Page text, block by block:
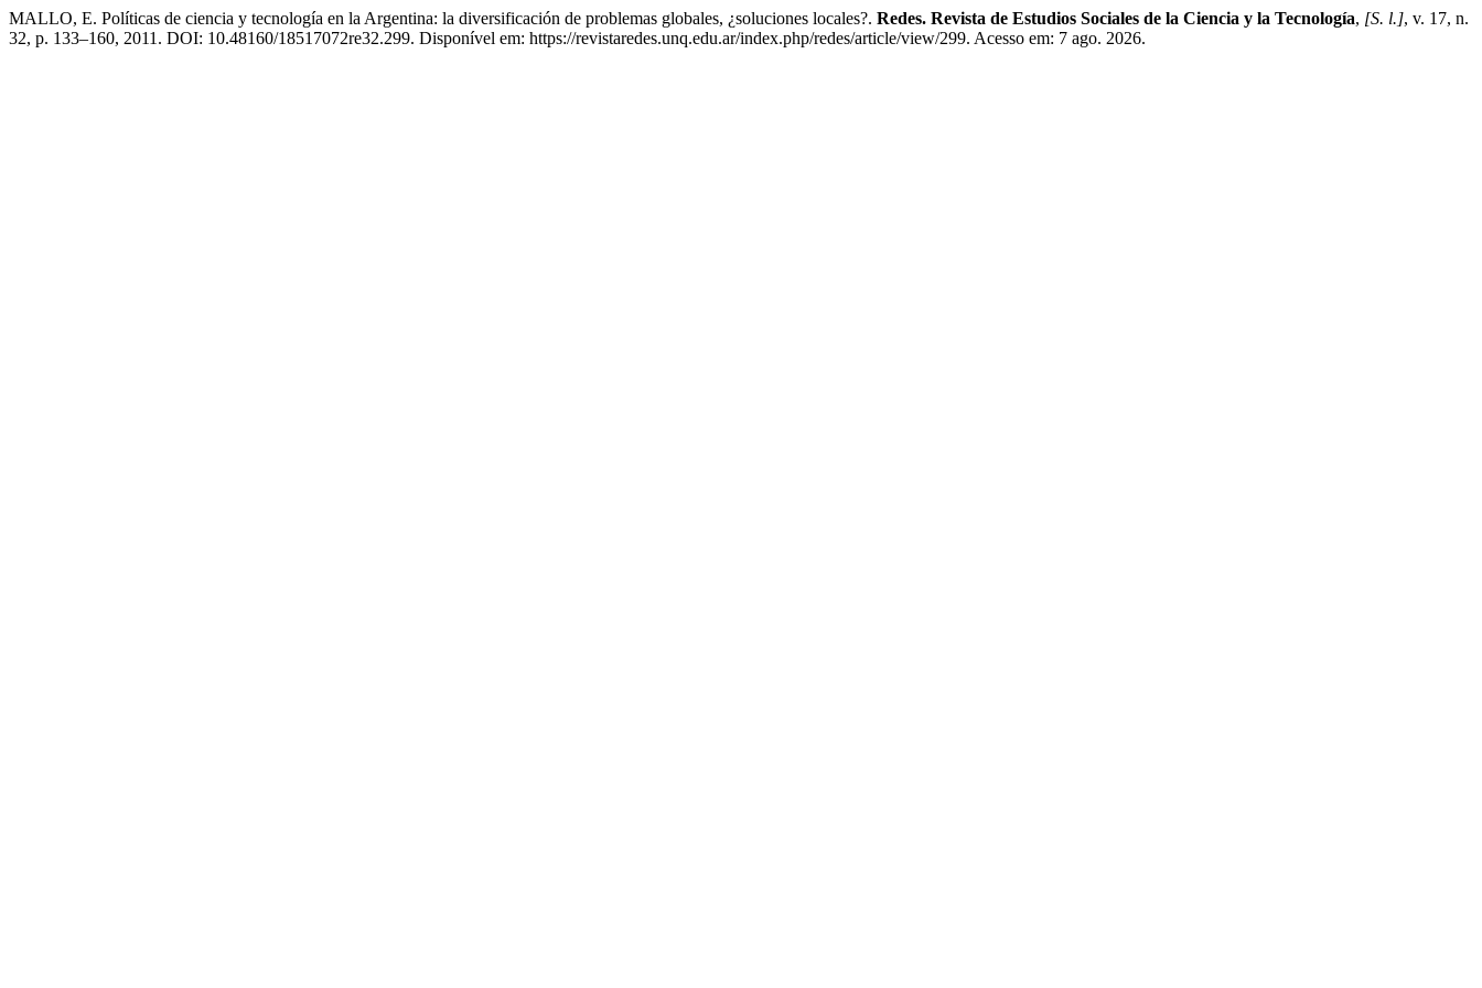
MALLO, E. Políticas de ciencia y tecnología en la Argentina: la diversificación de problemas globales, ¿soluciones locales?. Redes. Revista de Estudios Sociales de la Ciencia y la Tecnología, [S. l.], v. 17, n.
32, p. 133–160, 2011. DOI: 10.48160/18517072re32.299. Disponível em: https://revistaredes.unq.edu.ar/index.php/redes/article/view/299. Acesso em: 7 ago. 2026.